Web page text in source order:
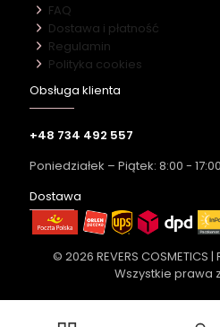
FAQ
Dostawa i płatność
Regulamin
Polityka cookies
Obsługa klienta
+48 734 492 557
Poniedziałek – Piątek: 8:00 - 17:00
Dostawa
© 2026 REVERS COSMETICS
Wszystkie prawa